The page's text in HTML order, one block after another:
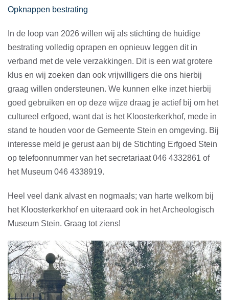
Opknappen bestrating
In de loop van 2026 willen wij als stichting de huidige
bestrating volledig oprapen en opnieuw leggen dit in
verband met de vele verzakkingen. Dit is een wat grotere
klus en wij zoeken dan ook vrijwilligers die ons hierbij
graag willen ondersteunen. We kunnen elke inzet hierbij
goed gebruiken en op deze wijze draag je actief bij om het
cultureel erfgoed, want dat is het Kloosterkerkhof, mede in
stand te houden voor de Gemeente Stein en omgeving. Bij
interesse meld je gerust aan bij de Stichting Erfgoed Stein
op telefoonnummer van het secretariaat 046 4332861 of
het Museum 046 4338919.
Heel veel dank alvast en nogmaals; van harte welkom bij
het Kloosterkerkhof en uiteraard ook in het Archeologisch
Museum Stein. Graag tot ziens!